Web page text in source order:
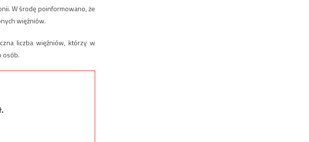
W środę poinformowano, że
więźniów.
liczba więźniów, którzy w
osób.